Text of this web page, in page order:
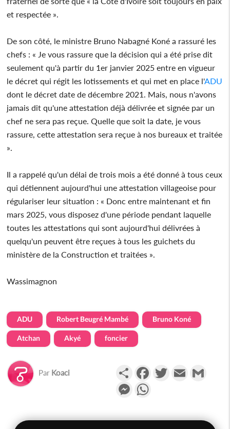
et respectée ».
De son côté, le ministre Bruno Nabagné Koné a rassuré les
chefs : « Je vous rassure que la décision qui a été prise dit
seulement qu'à partir du 1er janvier 2025 entre en vigueur
le décret qui régit les lotissements et qui met en place l'ADU
dont le décret date de décembre 2021. Mais, nous n'avons
jamais dit qu'une attestation déjà délivrée et signée par un
chef ne sera pas reçue. Quelle que soit la date, je vous
rassure, cette attestation sera reçue à nos bureaux et traitée
».
Il a rappelé qu'un délai de trois mois a été donné à tous ceux
qui détiennent aujourd'hui une attestation villageoise pour
régulariser leur situation : « Donc entre maintenant et fin
mars 2025, vous disposez d'une période pendant laquelle
toutes les attestations qui sont aujourd'hui délivrées à
quelqu'un peuvent être reçues à tous les guichets du
ministère de la Construction et traitées ».
Wassimagnon
ADU Robert Beugré Mambé Bruno Koné
Atchan Akyé foncier
Par Koaci PartagerFacebookTwitterEmail
Messenger